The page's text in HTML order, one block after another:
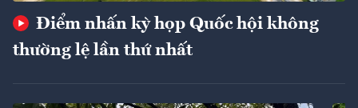
Điểm nhấn kỳ họp Quốc hội không
thường lệ lần thứ nhất